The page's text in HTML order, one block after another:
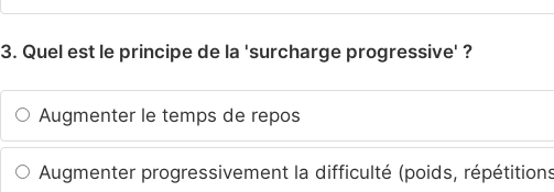
3. Quel est le principe de la 'surcharge progressive' ?
Augmenter le temps de repos
Augmenter progressivement la difficulté (poids,